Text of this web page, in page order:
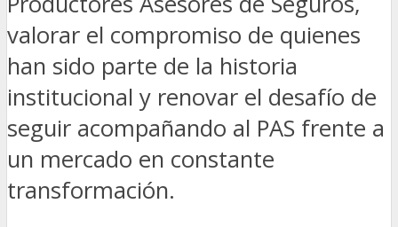
valorar el compromiso de quienes
han sido parte de la historia
institucional y renovar el desafío de
seguir acompañando al PAS frente a
un mercado en constante
transformación.